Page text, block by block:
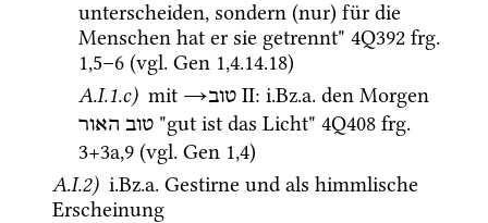
unterscheiden, sondern (nur) für die
Menschen hat er sie getrennt" 4Q392 frg.
1,5–6 (vgl. Gen 1,4.14.18)
A.I.1.c) mit →טוב ‎ II: i.Bz.a.
טוב האור "gut ist das Licht" 4Q408 frg.
3+3a,9 (vgl. Gen 1,4)
A.I.2) i.Bz.a. Gestirne und als himmlische
Erscheinung